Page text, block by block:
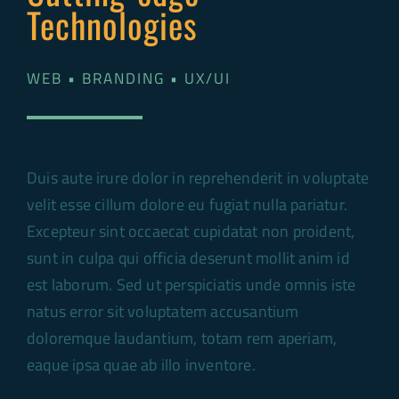
Technologies
WEB • BRANDING • UX/UI
Duis aute irure dolor in reprehenderit in voluptate
velit esse cillum dolore eu fugiat nulla pariatur.
Excepteur sint occaecat cupidatat non proident,
sunt in culpa qui officia deserunt mollit anim id
est laborum. Sed ut perspiciatis unde omnis iste
natus error sit voluptatem accusantium
doloremque laudantium, totam rem aperiam,
eaque ipsa quae ab illo inventore.